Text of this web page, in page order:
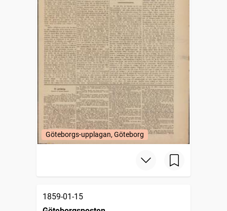
Göteborgs-upplagan, Göteborg
1859-01-15